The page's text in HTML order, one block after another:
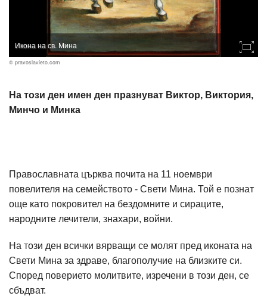
Икона на св. Мина
© pravoslavieto.com
На този ден имен ден празнуват Виктор, Виктория,
Минчо и Минка
Православната църква почита на 11 ноември
повелителя на семейството - Свети Мина. Той е познат
още като покровител на бездомните и сираците,
народните лечители, знахари, войни.
На този ден всички вярващи се молят пред иконата на
Свети Мина за здраве, благополучие на близките си.
Според поверието молитвите, изречени в този ден, се
сбъдват.